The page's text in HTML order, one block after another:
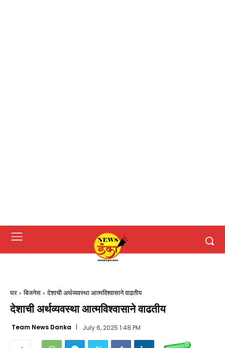
घर बिजनेस देशाची अर्थव्यवस्था आत्मविश्वासाने वाढतीय
देशाची अर्थव्यवस्था आत्मविश्वासाने वाढतीय
Team News Danka July 6, 2025 1:48 PM